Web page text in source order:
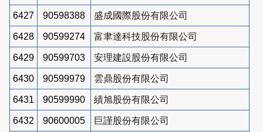
6427 90598388 盛成國際股份有限公司
6428 90599274 富聿達科技股份有限公司
6429 90599703 安理建設股份有限公司
6430 90599979 雲鼎股份有限公司
6431 90599990 績旭股份有限公司
6432 90600005 巨謹股份有限公司